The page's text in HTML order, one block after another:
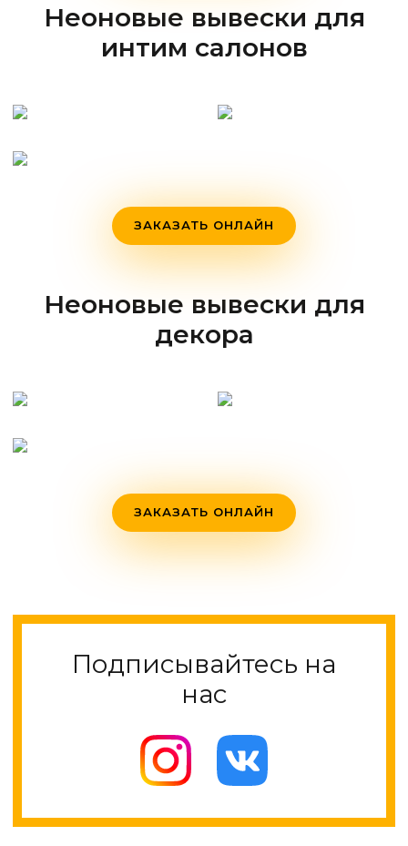
Неоновые вывески для
интим салонов
ЗАКАЗАТЬ ОНЛАЙН
Неоновые вывески для
декора
ЗАКАЗАТЬ ОНЛАЙН
Подписывайтесь на
нас